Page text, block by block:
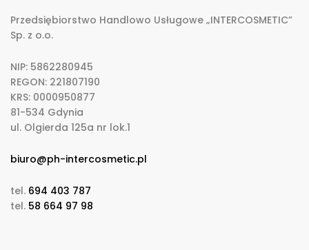
Przedsiębiorstwo Handlowo Usługowe „INTERCOSMETIC”
Sp. z o.o.
NIP: 5862280945
REGON: 221807190
KRS: 0000950877
81-534 Gdynia
ul. Olgierda 125a nr lok.1
biuro@ph-intercosmetic.pl
tel. 694 403 787
tel. 58 664 97 98